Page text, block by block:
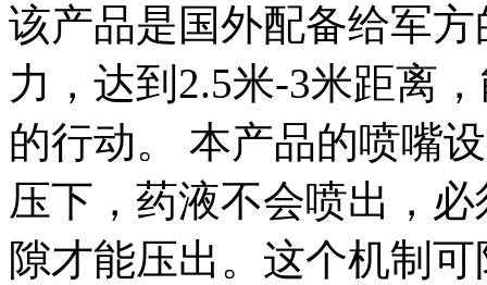
该产品是国外配备给军
力，达到2.5米-3米距离
的行动。 本产品的喷嘴
压下，药液不会喷出，
隙才能压出。这个机制